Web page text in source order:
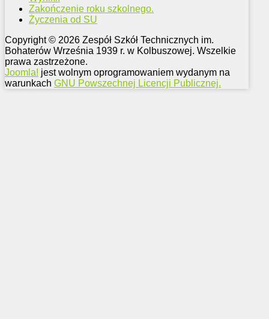
Zakończenie roku szkolnego.
Życzenia od SU
Copyright © 2026 Zespół Szkół Technicznych im.
Bohaterów Września 1939 r. w Kolbuszowej. Wszelkie
prawa zastrzeżone.
Joomla! jest wolnym oprogramowaniem wydanym na
warunkach GNU Powszechnej Licencji Publicznej.